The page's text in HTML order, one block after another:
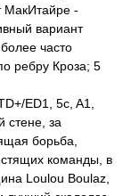
МакИтайре -
вариант
часто
ребру Кроза; 5
ED1, 5c, A1,
стене, за
борьба,
команды, в
Loulou Boulaz,